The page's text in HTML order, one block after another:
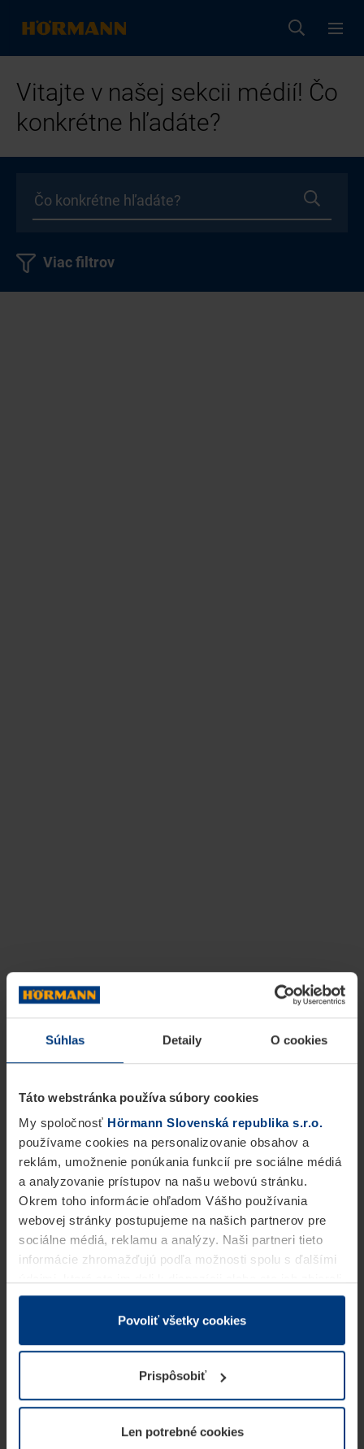
Súhlas Detaily O cookies
Táto webstránka používa súbory cookies
My spoločnosť Hörmann Slovenská republika s.r.o.
používame cookies na personalizovanie obsahov a
reklám, umožnenie ponúkania funkcií pre sociálne médiá
a analyzovanie prístupov na našu webovú stránku.
Okrem toho informácie ohľadom Vášho používania
webovej stránky postupujeme na našich partnerov pre
sociálne médiá, reklamu a analýzy. Naši partneri tieto
informácie zhromažďujú podľa možnosti spolu s ďalšími
v rámci Vášho využívania služieb.
Z právneho hľadiska môžeme cookies ukladať na Vašom
prevádzku tejto stránky. Pre všetky ostatné typy cookie
potrebujeme Vaše povolenie. Vaše povolenie môžete
kedykoľvek zmeniť alebo odvolať vo vysvetlení cookie
našej webovej stránky.
Povoliť všetky cookies
Prispôsobiť
Len potrebné cookies
Vitajte v našej sekcii médií! Čo
konkrétne hľadáte?
Viac filtrov